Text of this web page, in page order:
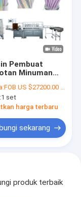
Pembuat
Minuman
Sedotan
FOB US $27200.00 - 27300.00 / Set
1 set
harga terbaru
sekarang
produk terbaik